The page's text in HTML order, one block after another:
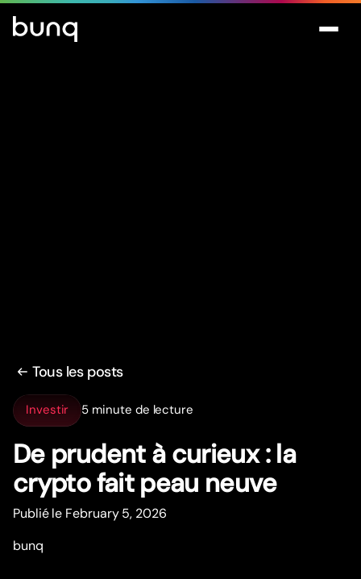
Tous les posts
Investir 5 minute de lecture
De prudent à curieux : la
crypto fait peau neuve
Publié le February 5, 2026
bunq